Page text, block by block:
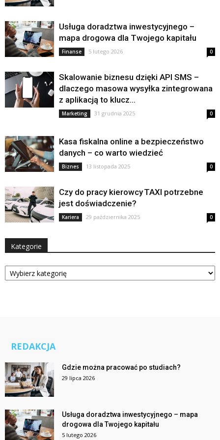
Usługa doradztwa inwestycyjnego –
mapa drogowa dla Twojego kapitału
Finanse 5 lutego 2026 0
Skalowanie biznesu dzięki API SMS –
dlaczego masowa wysyłka zintegrowana
z aplikacją to klucz...
Marketing 31 grudnia 2025 0
Kasa fiskalna online a bezpieczeństwo
danych – co warto wiedzieć
Biznes 13 listopada 2025 0
Czy do pracy kierowcy TAXI potrzebne
jest doświadczenie?
Kariera 29 października 2025 0
Kategorie
Kategorie
REDAKCJA
Gdzie można pracować po studiach?
29 lipca 2026
Usługa doradztwa inwestycyjnego – mapa
drogowa dla Twojego kapitału
5 lutego 2026